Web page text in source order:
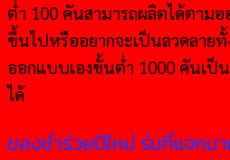
ต่ำ 100 คันสามารถผลิตได้ตาม
ขึ้นไปหรืออยากจะเป็นลวดลาย
ออกแบบเองขั้นต่ำ 1000 คันเป็
ได้
ของชำร่วยปีใหม่ ร่มที่แจกม